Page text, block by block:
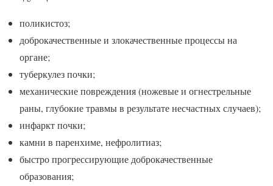
поликистоз;
доброкачественные и злокачественные процессы на
органе;
туберкулез почки;
механические повреждения (ножевые и огнестрельные
раны, глубокие травмы в результате несчастных случаев);
инфаркт почки;
камни в паренхиме, нефролитиаз;
быстро прогрессирующие доброкачественные
образования;